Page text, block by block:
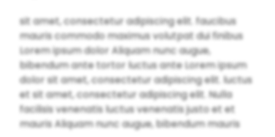
sit amet, consectetur adipiscing elit. faucibus
mauris commodo maximus volutpat dui finibus
Lorem ipsum dolor Aliquam nunc augue,
bibendum ante tortor luctus ante Lorem ipsum
dolor sit amet, consectetur adipiscing elit. luctus
et sit amet, consectetur adipiscing elit. Nulla
facilisis venenatis luctus venenatis justo et et
mauris Aliquam nunc augue, bibendum mauris